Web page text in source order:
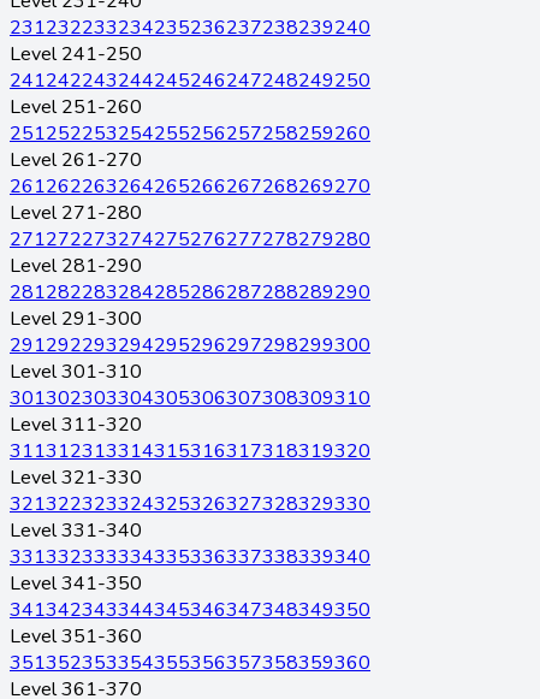
231232233234235236237238239240
Level 241-250
241242243244245246247248249250
Level 251-260
251252253254255256257258259260
Level 261-270
261262263264265266267268269270
Level 271-280
271272273274275276277278279280
Level 281-290
281282283284285286287288289290
Level 291-300
291292293294295296297298299300
Level 301-310
301302303304305306307308309310
Level 311-320
311312313314315316317318319320
Level 321-330
321322323324325326327328329330
Level 331-340
331332333334335336337338339340
Level 341-350
341342343344345346347348349350
Level 351-360
351352353354355356357358359360
Level 361-370